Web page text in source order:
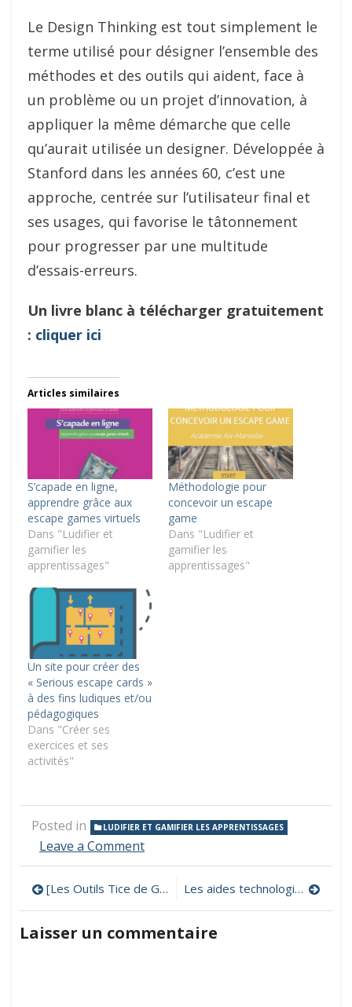
Le Design Thinking est tout simplement le
terme utilisé pour désigner l’ensemble des
méthodes et des outils qui aident, face à
un problème ou un projet d’innovation, à
appliquer la même démarche que celle
qu’aurait utilisée un designer. Développée à
Stanford dans les années 60, c’est une
approche, centrée sur l’utilisateur final et
ses usages, qui favorise le tâtonnement
pour progresser par une multitude
d’essais-erreurs.
Un livre blanc à télécharger gratuitement
: cliquer ici
Articles similaires
S’capade en ligne,
apprendre grâce aux
escape games virtuels
Dans "Ludifier et
gamifier les
apprentissages"
Méthodologie pour
concevoir un escape
game
Dans "Ludifier et
gamifier les
apprentissages"
Un site pour créer des
« Serious escape cards »
à des fins ludiques et/ou
pédagogiques
Dans "Créer ses
exercices et ses
activités"
Posted in LUDIFIER ET GAMIFIER LES APPRENTISSAGES
Leave a Commenton
–
Une
méthode
de
Navigation
de
l’article
[Les Outils Tice de Gilles] Des applis pour une tablette bien équipée ! Les aides technologiques à la CSA
Laisser un commentaire